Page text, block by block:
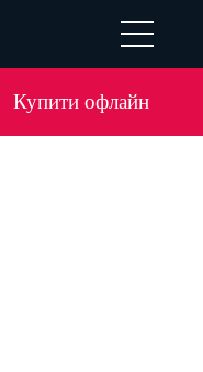
LV RU
Купити офлайн